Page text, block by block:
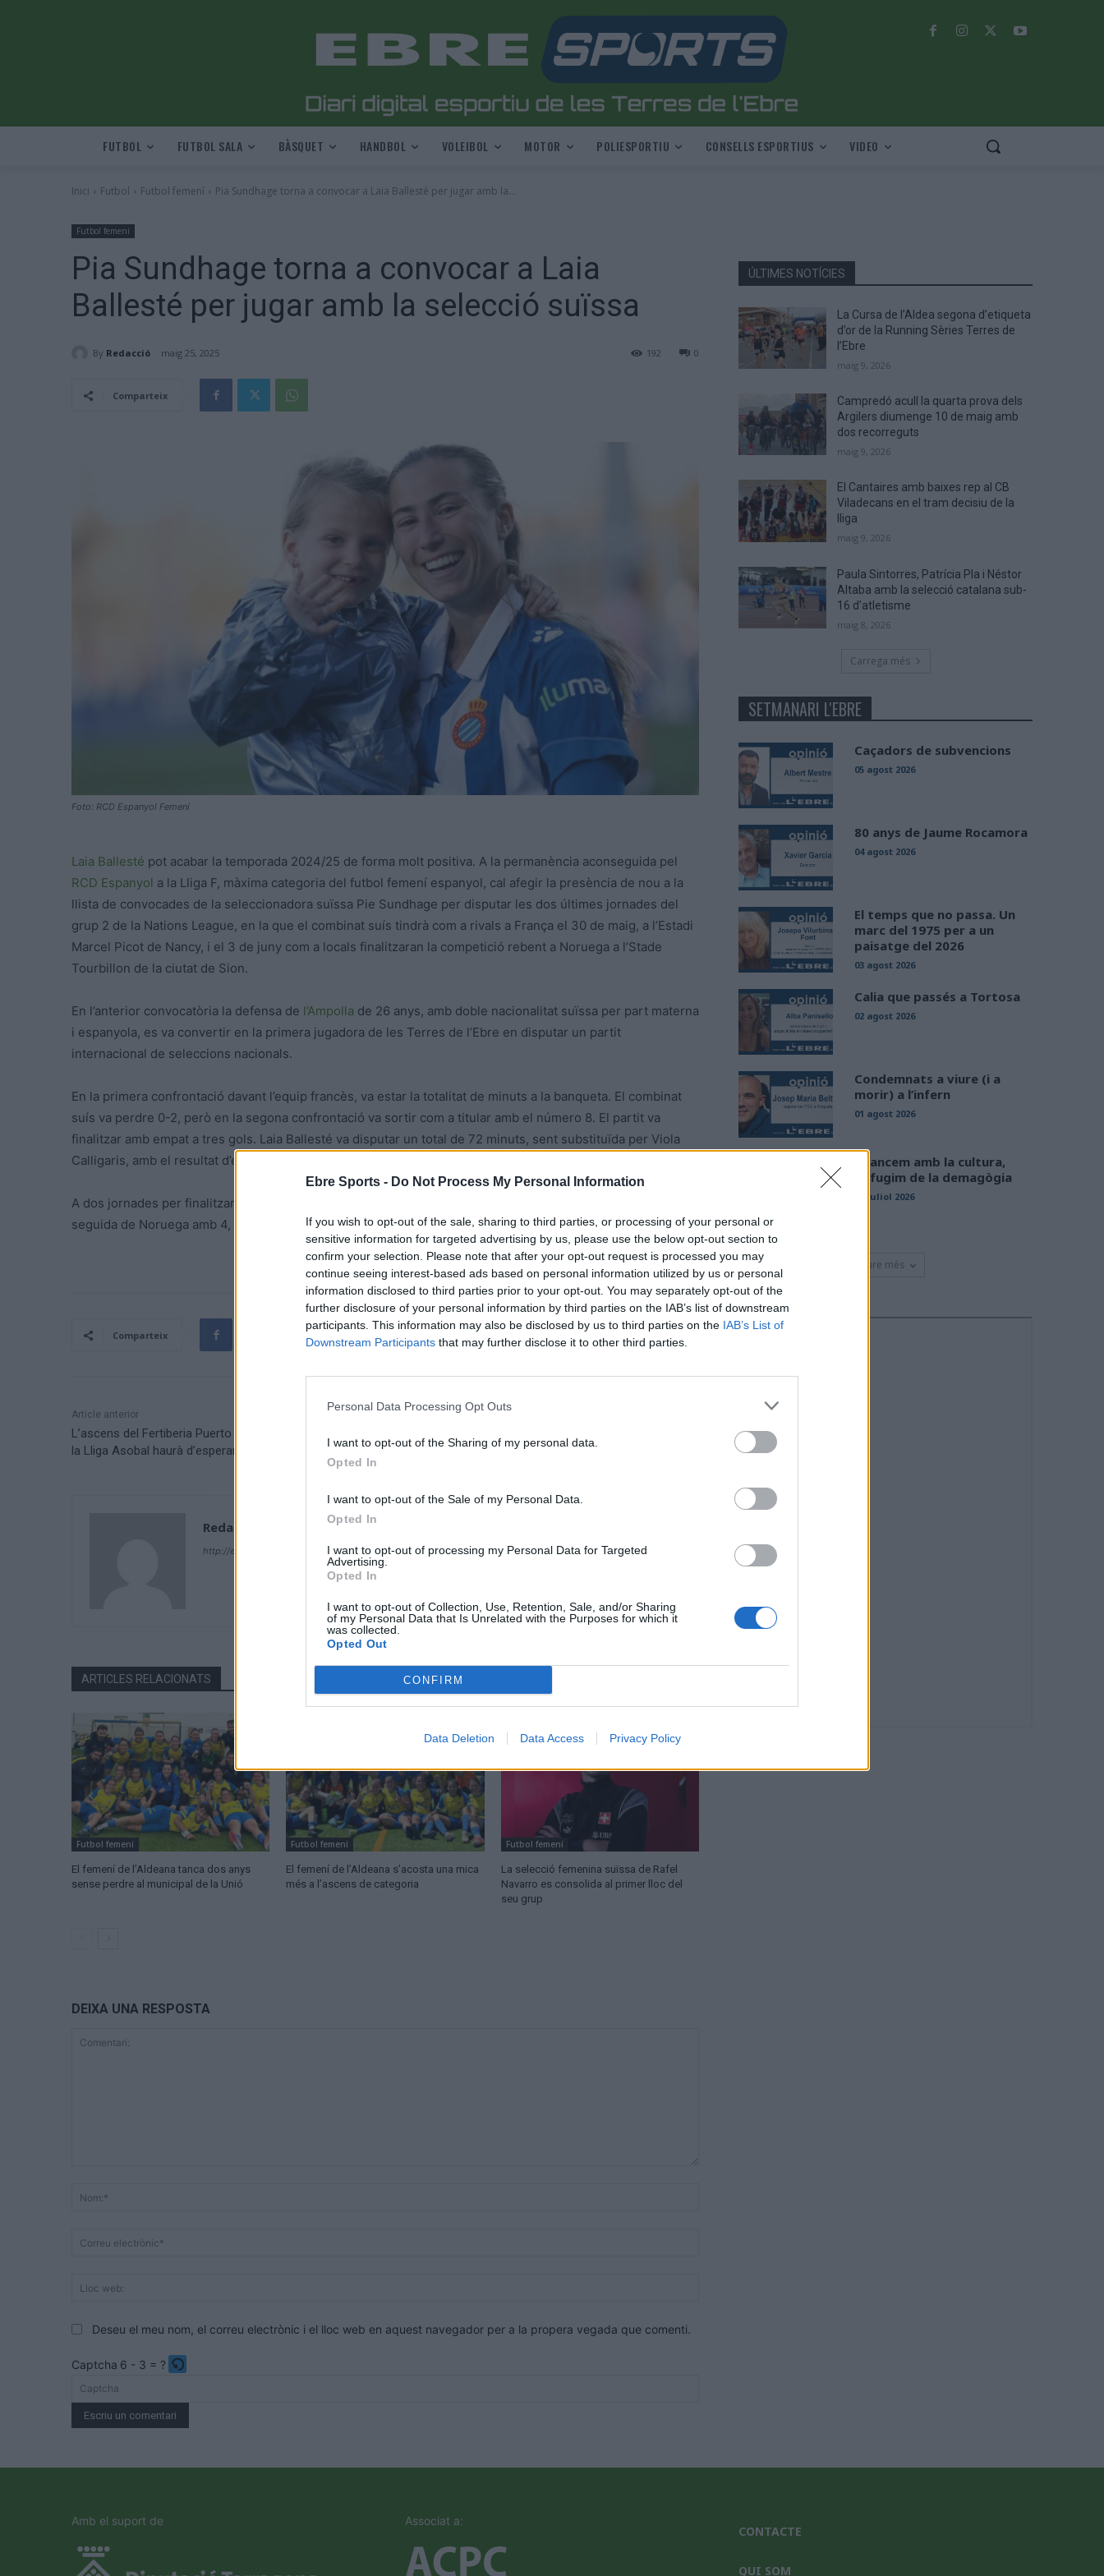
Ebre Sports - Do Not Process My Personal Information
If you wish to opt-out of the sale, sharing to third parties, or processing of your personal or
sensitive information for targeted advertising by us, please use the below opt-out section to
confirm your selection. Please note that after your opt-out request is processed you may
continue seeing interest-based ads based on personal information utilized by us or personal
information disclosed to third parties prior to your opt-out. You may separately opt-out of the
further disclosure of your personal information by third parties on the IAB’s list of downstream
participants. This information may also be disclosed by us to third parties on the IAB’s List of
Downstream Participants that may further disclose it to other third parties.
Personal Data Processing Opt Outs
I want to opt-out of the Sharing of my personal data.
Opted In
I want to opt-out of the Sale of my Personal Data.
Opted In
I want to opt-out of processing my Personal Data for Targeted
Advertising.
Opted In
I want to opt-out of Collection, Use, Retention, Sale, and/or Sharing
of my Personal Data that Is Unrelated with the Purposes for which it
was collected.
Opted Out
CONFIRM
Data Deletion Data Access Privacy Policy
FUTBOL FUTBOL SALA BÀSQUET HANDBOL VOLEIBOL MOTOR POLIESPORTIU CONSELLS ESPORTIUS VIDEO
Inici Futbol Futbol femení Pia Sundhage torna a convocar a Laia Ballesté per jugar amb la...
Futbol femení
Pia Sundhage torna a convocar a Laia
Ballesté per jugar amb la selecció suïssa
By Redacció maig 25, 2025 0
192
Comparteix
Foto: RCD Espanyol Femení
Laia Ballesté pot acabar la temporada 2024/25 de forma molt positiva. A la permanència aconseguida pel
RCD Espanyol a la Lliga F, màxima categoria del futbol femení espanyol, cal afegir la presència de nou a la
llista de convocades de la seleccionadora suïssa Pie Sundhage per disputar les dos últimes jornades del
grup 2 de la Nations League, en la que el combinat suís tindrà com a rivals a França el 30 de maig, a l’Estadi
Marcel Picot de Nancy, i el 3 de juny com a locals finalitzaran la competició rebent a Noruega a l’Stade
Tourbillon de la ciutat de Sion.
En l’anterior convocatòria la defensa de l’Ampolla de 26 anys, amb doble nacionalitat suïssa per part materna
i espanyola, es va convertir en la primera jugadora de les Terres de l’Ebre en disputar un partit
internacional de seleccions nacionals.
En la primera confrontació davant l’equip francès, va estar la totalitat de minuts a la banqueta. El combinat
suís va perdre 0-2, però en la segona confrontació va sortir com a titular amb el número 8. El partit va
finalitzar amb empat a tres gols. Laia Ballesté va disputar un total de 72 minuts, sent substituïda per Viola
Calligaris, amb el resultat d’empat a tres.
A dos jornades per finalitzar la competició del grup 2, França és líder amb 12 punts i total de victòries,
seguida de Noruega amb 4, Islàndia 3 i Suïssa, 2.
Comparteix
Article anterior
L’ascens del Fertiberia Puerto Sagunto de Toni Malla a
la Lliga Asobal haurà d’esperar
Catalunya en l’estatal de clubs
Redacció
http://ebresports.cat
ARTICLES RELACIONATS
Futbol femení
El femení de l’Aldeana tanca dos anys
sense perdre al municipal de la Unió
Futbol femení
El femení de l’Aldeana s’acosta una mica
més a l’ascens de categoria
Futbol femení
La selecció femenina suïssa de Rafel
Navarro es consolida al primer lloc del
seu grup
DEIXA UNA RESPOSTA
Deseu el meu nom, el correu electrònic i el lloc web en aquest navegador per a la propera vegada que comenti.
Captcha 6 - 3 = ?
Please
enter
the
to
verify
ÚLTIMES NOTÍCIES
La Cursa de l’Aldea segona d’etiqueta
d’or de la Running Sèries Terres de
l’Ebre
maig 9, 2026
Campredó acull la quarta prova dels
Argilers diumenge 10 de maig amb
dos recorreguts
maig 9, 2026
El Cantaires amb baixes rep al CB
Viladecans en el tram decisiu de la
lliga
maig 9, 2026
Paula Sintorres, Patrícia Pla i Néstor
Altaba amb la selecció catalana sub-
16 d’atletisme
maig 8, 2026
Carrega més
SETMANARI L'EBRE
Caçadors de subvencions
05 agost 2026
80 anys de Jaume Rocamora
04 agost 2026
El temps que no passa. Un
marc del 1975 per a un
paisatge del 2026
03 agost 2026
Calia que passés a Tortosa
02 agost 2026
Condemnats a viure (i a
morir) a l’infern
01 agost 2026
Avancem amb la cultura,
defugim de la demagògia
31 juliol 2026
Veure més
Amb el suport de Associat a:
CONTACTE
QUI SOM